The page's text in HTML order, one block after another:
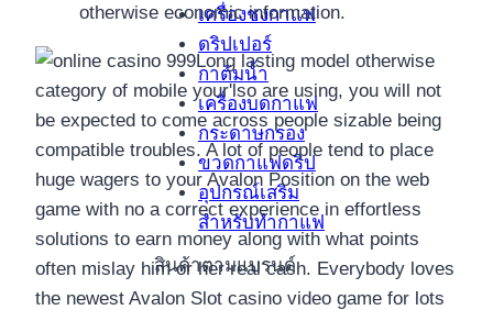
เครื่องชงกาแฟ
ดริปเปอร์
กาต้มน้ำ
เครื่องบดกาแฟ
กระดาษกรอง
ขวดกาแฟดริป
อุปกรณ์เสริม
สำหรับทำกาแฟ
สินค้าตามแบรนด์
otherwise economic information.
Long lasting model otherwise
category of mobile your'lso are using, you will not
be expected to come across people sizable being
compatible troubles. A lot of people tend to place
huge wagers to your Avalon Position on the web
game with no a correct experience in effortless
solutions to earn money along with what points
often mislay him or her real cash. Everybody loves
the newest Avalon Slot casino video game for lots